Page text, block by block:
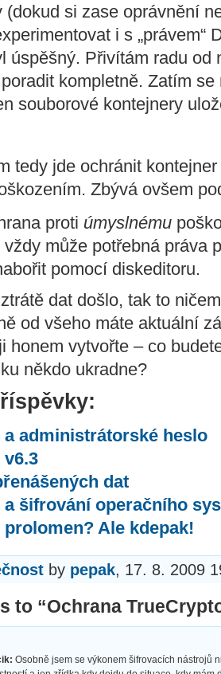
(dokud si zase oprávnění
i s „právem“
úspěšný. Přivítám radu od
kompletně. Zatím
souborové kontejnery
tedy jde ochránit
Zbývá ovšem
proti úmyslnému
může potřebná práva
pomocí diskeditoru.
dat došlo, tak to
od všeho máte aktuální
honem vytvořte – co
někdo ukradne?
a administrátorské heslo
dat
a šifrování operačního
Ale kdepak!
by pepak, 17. 8. 2009
to “Ochrana
Osobně jsem se výkonem šifrovacích nástrojů